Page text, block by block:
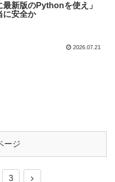
最新版のPythonを使え」
に安全か
2026.07.21
ージ
3